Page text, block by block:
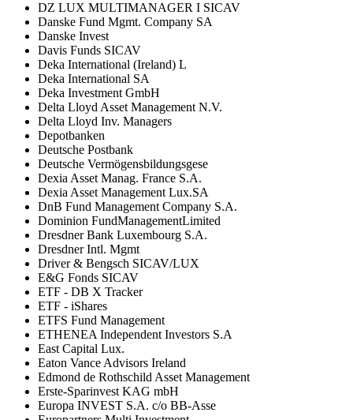
DZ LUX MULTIMANAGER I SICAV
Danske Fund Mgmt. Company SA
Danske Invest
Davis Funds SICAV
Deka International (Ireland) L
Deka International SA
Deka Investment GmbH
Delta Lloyd Asset Management N.V.
Delta Lloyd Inv. Managers
Depotbanken
Deutsche Postbank
Deutsche Vermögensbildungsgese
Dexia Asset Manag. France S.A.
Dexia Asset Management Lux.SA
DnB Fund Management Company S.A.
Dominion FundManagementLimited
Dresdner Bank Luxembourg S.A.
Dresdner Intl. Mgmt
Driver & Bengsch SICAV/LUX
E&G Fonds SICAV
ETF - DB X Tracker
ETF - iShares
ETFS Fund Management
ETHENEA Independent Investors S.A
East Capital Lux.
Eaton Vance Advisors Ireland
Edmond de Rothschild Asset Management
Erste-Sparinvest KAG mbH
Europa INVEST S.A. c/o BB-Asse